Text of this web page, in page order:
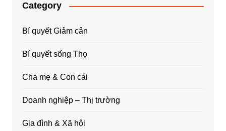
Category
Bí quyết Giảm cân
Bí quyết sống Thọ
Cha mẹ & Con cái
Doanh nghiệp – Thị trường
Gia đình & Xã hội